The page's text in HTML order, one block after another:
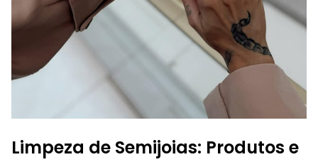
Limpeza de Semijoias: Produtos e